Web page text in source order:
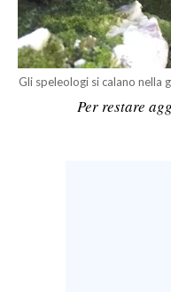
SERVIZI ALLE IMPRESE
LAVORO
BANDI
SPORT IN SARDEGNA
Gli speleologi si calano nella
Per restare